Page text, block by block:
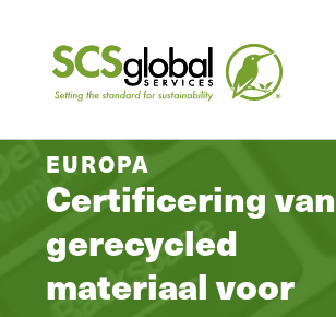
EUROPA
Certificering van
gerecycled
materiaal voor